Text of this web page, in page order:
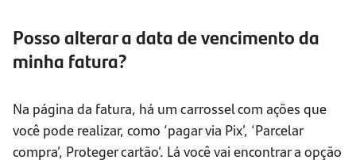
Posso alterar a data de vencimento da
minha fatura?
Na página da fatura, há um carrossel com ações que
você pode realizar, como ‘pagar via Pix’, ‘Parcelar
compra’, Proteger cartão’. Lá você vai encontrar a opção